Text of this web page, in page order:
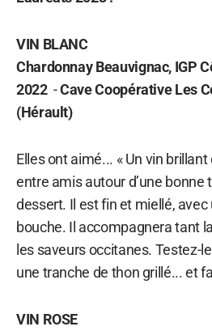
VIN BLANC
Chardonnay Beauvignac, IGP
2022 -Cave Coopérative Les
(Hérault)
Elles ont aimé... « Un vin
entre amis autour d’une bonne
dessert. Il est fin et miellé,
bouche. Il accompagnera tant
les saveurs occitanes. Testez-
une tranche de thon grillé... et
VIN ROSE